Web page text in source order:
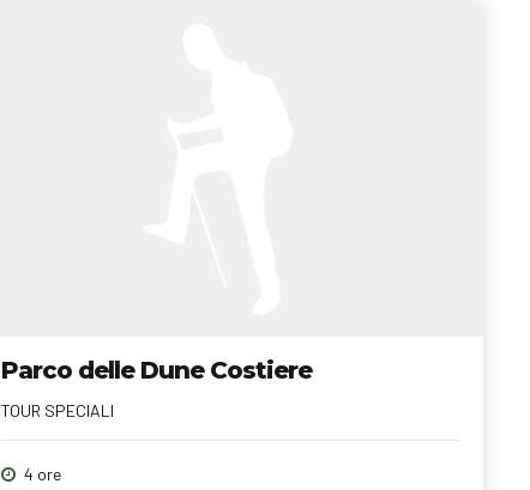
Parco delle Dune Costiere
TOUR SPECIALI
4 ore